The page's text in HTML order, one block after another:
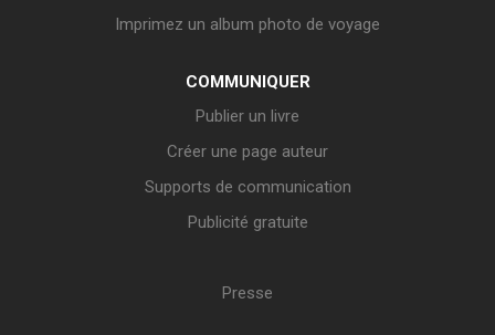
Imprimez un album photo de voyage
COMMUNIQUER
Publier un livre
Créer une page auteur
Supports de communication
Publicité gratuite
Presse